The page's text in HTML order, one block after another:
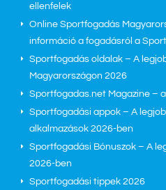
ellenfelek
Online Sportfogadás
információ a fogadásról a
Sportfogadás oldalak – A
Magyarországon 2026
Sportfogadas.net Magazine –
Sportfogadási appok – A
alkalmazások 2026-ben
Sportfogadási Bónuszok – A
2026-ben
Sportfogadási tippek 2026